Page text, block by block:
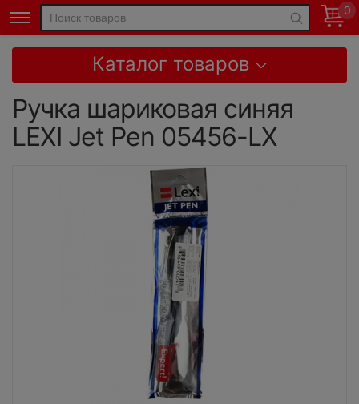
0
Каталог товаров
Ручка шариковая синяя
LEXI Jet Pen 05456-LX